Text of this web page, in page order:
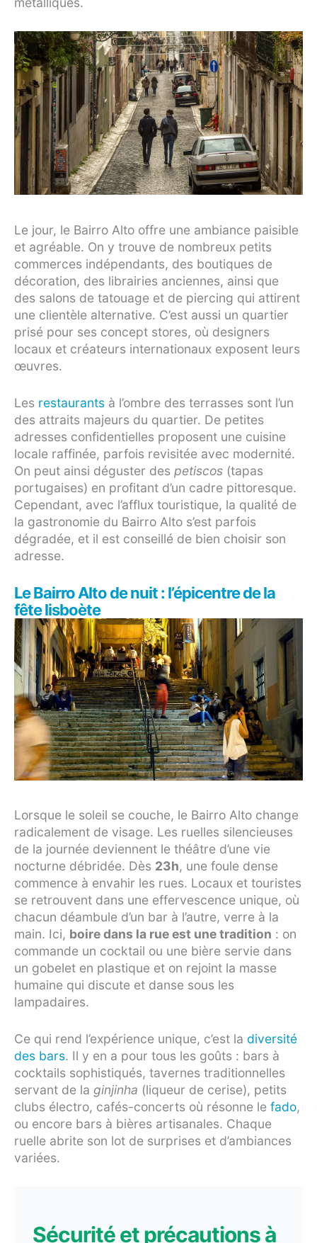
Le jour, le Bairro Alto offre une ambiance paisible
et agréable. On y trouve de nombreux petits
commerces indépendants, des boutiques de
décoration, des librairies anciennes, ainsi que
des salons de tatouage et de piercing qui attirent
une clientèle alternative. C’est aussi un quartier
prisé pour ses concept stores, où designers
locaux et créateurs internationaux exposent leurs
œuvres.
Les restaurants à l’ombre des terrasses sont l’un
des attraits majeurs du quartier. De petites
adresses confidentielles proposent une cuisine
locale raffinée, parfois revisitée avec modernité.
On peut ainsi déguster des petiscos (tapas
portugaises) en profitant d’un cadre pittoresque.
Cependant, avec l’afflux touristique, la qualité de
la gastronomie du Bairro Alto s’est parfois
dégradée, et il est conseillé de bien choisir son
adresse.
Le Bairro Alto de nuit : l’épicentre de la
fête lisboète
Lorsque le soleil se couche, le Bairro Alto change
radicalement de visage. Les ruelles silencieuses
de la journée deviennent le théâtre d’une vie
nocturne débridée. Dès 23h, une foule dense
commence à envahir les rues. Locaux et touristes
se retrouvent dans une effervescence unique, où
chacun déambule d’un bar à l’autre, verre à la
main. Ici, boire dans la rue est une tradition : on
commande un cocktail ou une bière servie dans
un gobelet en plastique et on rejoint la masse
humaine qui discute et danse sous les
lampadaires.
Ce qui rend l’expérience unique, c’est la diversité
des bars. Il y en a pour tous les goûts : bars à
cocktails sophistiqués, tavernes traditionnelles
servant de la ginjinha (liqueur de cerise), petits
clubs électro, cafés-concerts où résonne le fado,
ou encore bars à bières artisanales. Chaque
ruelle abrite son lot de surprises et d’ambiances
variées.
Sécurité et précautions à